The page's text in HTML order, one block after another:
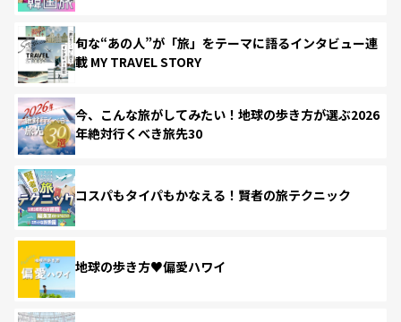
旬な“あの人”が「旅」をテーマに語るインタビュー連
載 MY TRAVEL STORY
今、こんな旅がしてみたい！地球の歩き方が選ぶ2026
年絶対行くべき旅先30
コスパもタイパもかなえる！賢者の旅テクニック
地球の歩き方♥偏愛ハワイ